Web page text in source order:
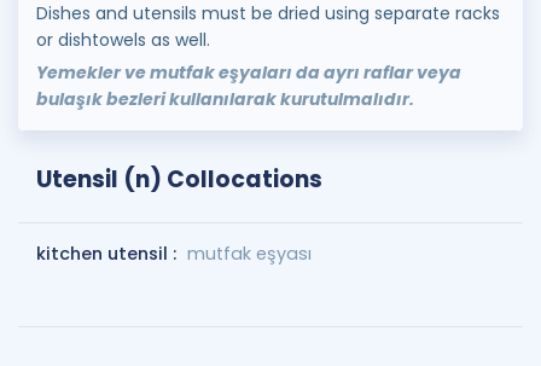
Dishes and utensils must be dried using separate racks
or dishtowels as well.
Yemekler ve mutfak eşyaları da ayrı raflar veya
bulaşık bezleri kullanılarak kurutulmalıdır.
Utensil (n) Collocations
kitchen utensil : mutfak eşyası